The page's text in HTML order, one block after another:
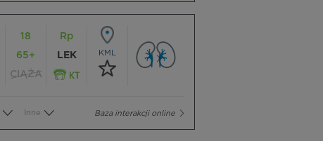
18
65+
CIĄŻA
Rp
LEK
KML
Baza interakcji online
Inne